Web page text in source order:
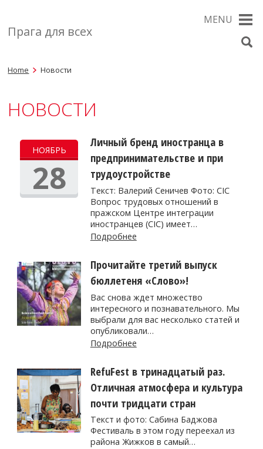
Прага для всех
MENU
Home Новости
НОВОСТИ
НОЯБРЬ
28
Личный бренд иностранца в
предпринимательстве и при
трудоустройстве
Текст: Валерий Сеничев Фото: CIC
Вопрос трудовых отношений в
пражском Центре интеграции
иностранцев (CIC) имеет…
Подробнее
Прочитайте третий выпуск
бюллетеня «Слово»!
Вас снова ждет множество
интересного и познавательного. Мы
выбрали для вас несколько статей и
опубликовали…
Подробнее
RefuFest в тринадцатый раз.
Отличная атмосфера и культура
почти тридцати стран
Текст и фото: Сабина Баджова
Фестиваль в этом году переехал из
района Жижков в самый…